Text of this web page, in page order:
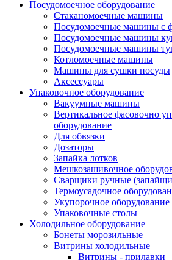
Посудомоечное оборудование
Стаканомоечные машины
Посудомоечные машины с
Посудомоечные машины
Посудомоечные машины
Котломоечные машины
Машины для сушки посуды
Аксессуары
Упаковочное оборудование
Вакуумные машины
Вертикальное фасовочно
оборудование
Для обвязки
Дозаторы
Запайка лотков
Мешкозашивочное
Сварщики ручные
Термоусадочное
Укупорочное оборудование
Упаковочные столы
Холодильное оборудование
Бонеты морозильные
Витрины холодильные
Витрины - прилавки